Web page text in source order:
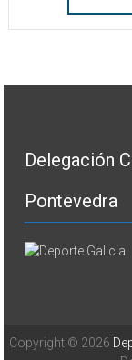
Delegación
Pontevedra
Copyright © 2026